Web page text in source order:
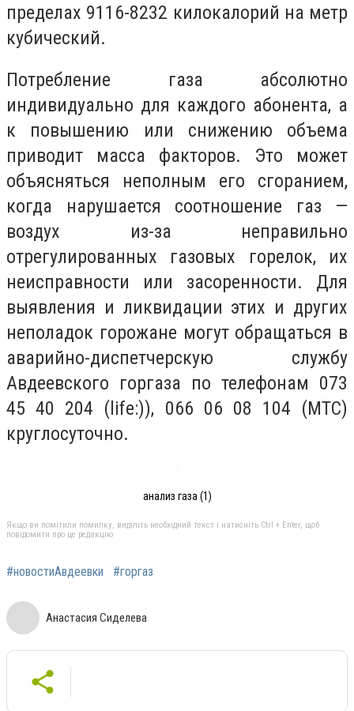
пределах 9116-8232 килокалорий на метр
кубический.
Потребление газа абсолютно
индивидуально для каждого абонента, а
к повышению или снижению объема
приводит масса факторов. Это может
объясняться неполным его сгоранием,
когда нарушается соотношение газ —
воздух из-за неправильно
отрегулированных газовых горелок, их
неисправности или засоренности. Для
выявления и ликвидации этих и других
неполадок горожане могут обращаться в
аварийно-диспетчерскую службу
Авдеевского горгаза по телефонам 073
45 40 204 (life:)), 066 06 08 104 (МТС)
круглосуточно.
анализ газа (1)
Якщо ви помітили помилку, виділіть необхідний текст і натисніть Ctrl + Enter, щоб
повідомити про це редакцію
#новостиАвдеевки #горгаз
Анастасия Сиделева